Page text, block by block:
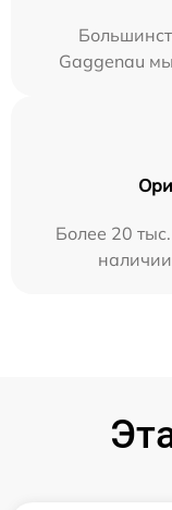
Gaggenau
Более 20